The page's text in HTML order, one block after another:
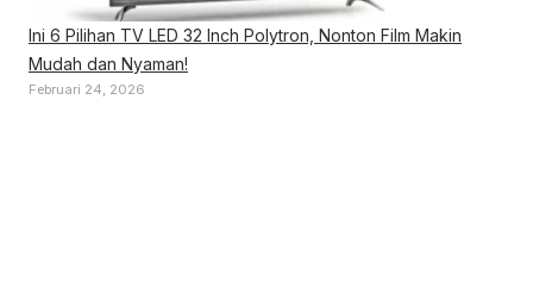
Ini 6 Pilihan TV LED 32 Inch Polytron, Nonton Film Makin
Mudah dan Nyaman!
Februari 24, 2026